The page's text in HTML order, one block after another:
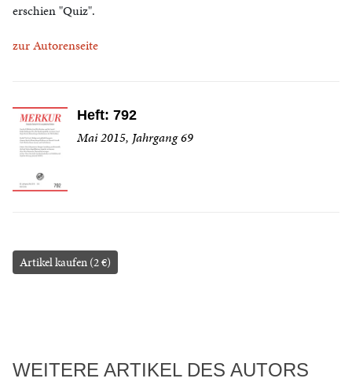
erschien "Quiz".
zur Autorenseite
Heft: 792
Mai 2015, Jahrgang 69
Artikel kaufen (2 €)
WEITERE ARTIKEL DES AUTORS